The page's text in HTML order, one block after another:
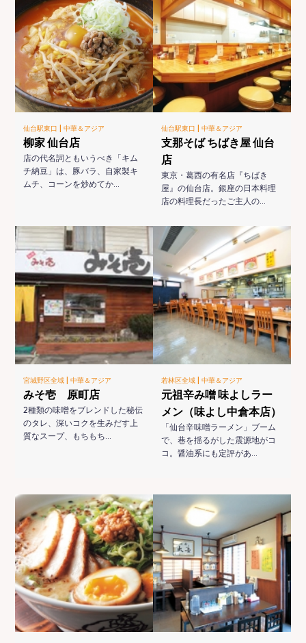
仙台駅東口 |中華＆アジア
柳家 仙台店
店の代名詞ともいうべき「キム
チ納豆」は、豚バラ、自家製キ
ムチ、コーンを炒めてか…
仙台駅東口 | 中華＆アジア
支那そば ちばき屋 仙台
店
東京・葛西の有名店『ちばき
屋』の仙台店。銀座の日本料理
店の料理長だったご主人の…
宮城野区全域 |中華＆アジア
みそ壱 原町店
2種類の味噌をブレンドした秘伝
のタレ、深いコクを生みだす上
質なスープ、もちもち…
若林区全域 | 中華＆アジア
元祖辛み噌 味よしラー
メン（味よし中倉本店）
「仙台辛味噌ラーメン」ブーム
で、巷を揺るがした震源地がコ
コ。醤油系にも定評があ…